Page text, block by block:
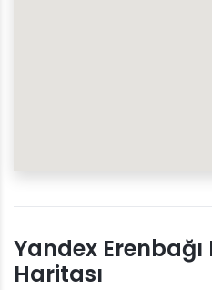
Yandex
Haritası